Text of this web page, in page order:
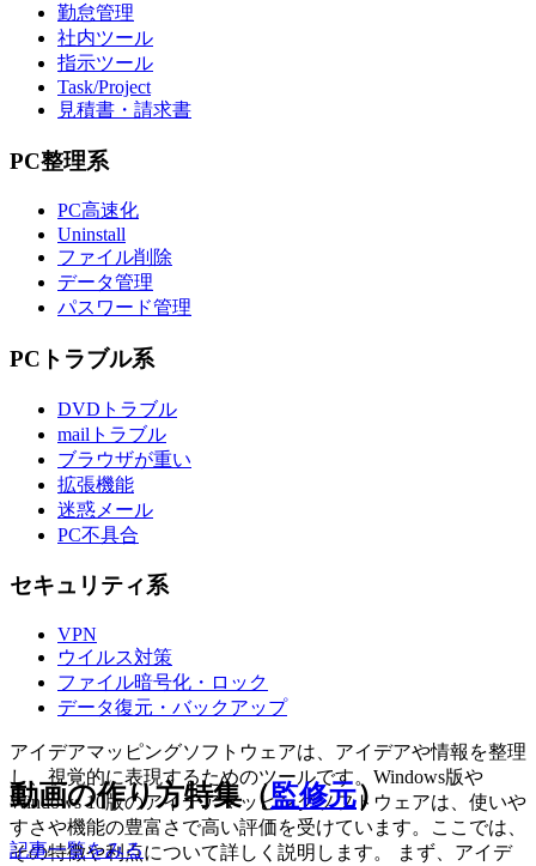
勤怠管理
社内ツール
指示ツール
Task/Project
見積書・請求書
PC整理系
PC高速化
Uninstall
ファイル削除
データ管理
パスワード管理
PCトラブル系
DVDトラブル
mailトラブル
ブラウザが重い
拡張機能
迷惑メール
PC不具合
セキュリティ系
VPN
ウイルス対策
ファイル暗号化・ロック
データ復元・バックアップ
アイデアマッピングソフトウェアは、アイデアや情報を整理
し、視覚的に表現するためのツールです。Windows版や
Windows 10版のアイデアマッピングソフトウェアは、使いや
すさや機能の豊富さで高い評価を受けています。ここでは、
その特徴や利点について詳しく説明します。 まず、アイデ
動画の作り方特集（監修元）
記事一覧をみる